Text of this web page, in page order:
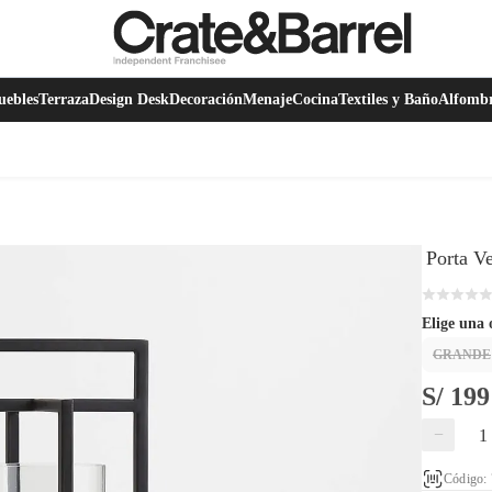
TerrazaDesign DeskDecoraciónMenajeCocinaTextiles y Baño
Porta
Elige una
GRANDE
S/ 199
−
Código: